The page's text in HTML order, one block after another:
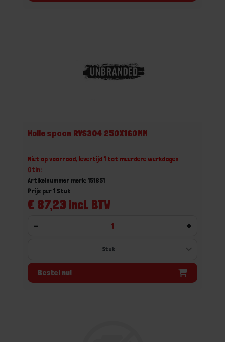
Holle spaan RVS304 250X160MM
Niet op voorraad, levertijd 1 tot meerdere werkdagen
Gtin:
Artikelnummer merk: 151851
€ 87,23 incl. BTW
Prijs per 1 Stuk
- +
Bestel nu!